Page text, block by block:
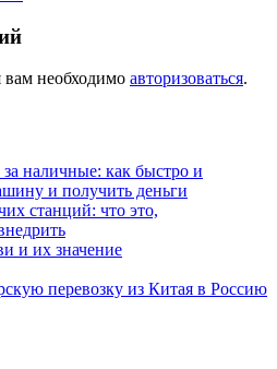
вам необходимо авторизоваться.
наличные: как быстро и
и получить деньги
станций: что это,
и их значение
перевозку из Китая в Россию